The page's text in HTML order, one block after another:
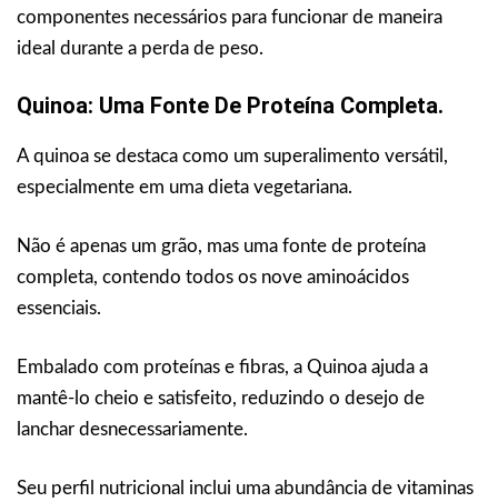
componentes necessários para funcionar de maneira
ideal durante a perda de peso.
Quinoa: Uma Fonte De Proteína Completa.
A quinoa se destaca como um superalimento versátil,
especialmente em uma dieta vegetariana.
Não é apenas um grão, mas uma fonte de proteína
completa, contendo todos os nove aminoácidos
essenciais.
Embalado com proteínas e fibras, a Quinoa ajuda a
mantê-lo cheio e satisfeito, reduzindo o desejo de
lanchar desnecessariamente.
Seu perfil nutricional inclui uma abundância de vitaminas